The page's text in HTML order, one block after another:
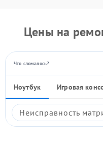
Цены на
Что сломалось?
Ноутбук Игровая
Неисправность